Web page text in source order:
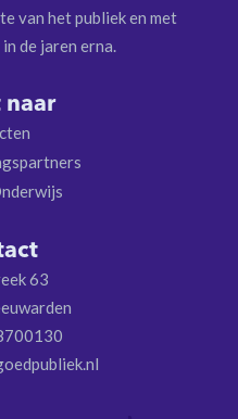
van het publiek en met
de jaren erna.
naar
63